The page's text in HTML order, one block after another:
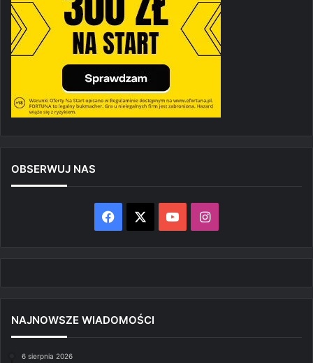
OBSERWUJ NAS
Facebook YouTubeInstagram
NAJNOWSZE WIADOMOŚCI
6 sierpnia 2026